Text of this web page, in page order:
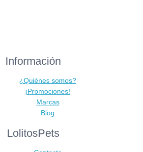
opciones
pueden
elegir
en
la
página
de
producto
Información
¿Quiénes somos?
¡Promociones!
Marcas
Blog
LolitosPets